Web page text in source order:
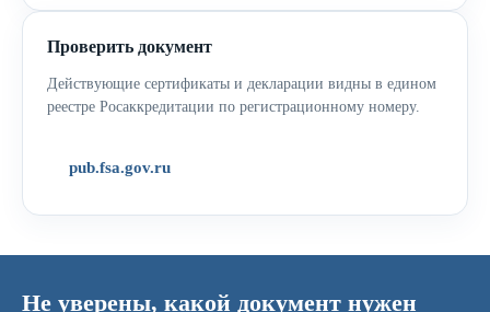
Проверить документ
Действующие сертификаты и декларации видны в едином
реестре Росаккредитации по регистрационному номеру.
pub.fsa.gov.ru
Не уверены, какой документ нужен